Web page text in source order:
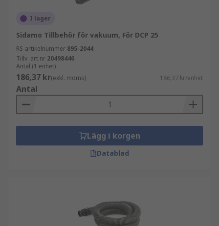
I lager
Sidamo Tillbehör för vakuum, För DCP 25
RS-artikelnummer 895-2044
Tillv. art.nr 20498446
Antal (1 enhet)
186,37 kr(exkl. moms) 186,37 kr/enhet
Antal
Lägg i korgen
Datablad